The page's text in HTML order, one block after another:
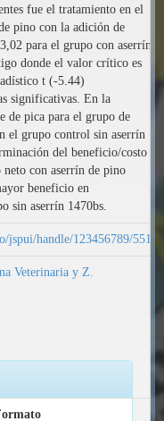
fue el tratamiento en el
pino con la adición de
para el grupo con aserrín
donde el valor crítico es
t (-5.44)
significativas. En la
de pica para el grupo de
el grupo control sin aserrín
del beneficio/costo
con aserrín de pino
beneficio en
sin aserrín 1470bs.
jspui/handle/123456789/551
Veterinaria y Z.